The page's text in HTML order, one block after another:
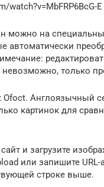
watch?v=MbFRP6BcG-E
можно на
автоматически
только
Ofoct. Англоязычный
картинок для
и загрузите
или запишите URL-
строке выше.